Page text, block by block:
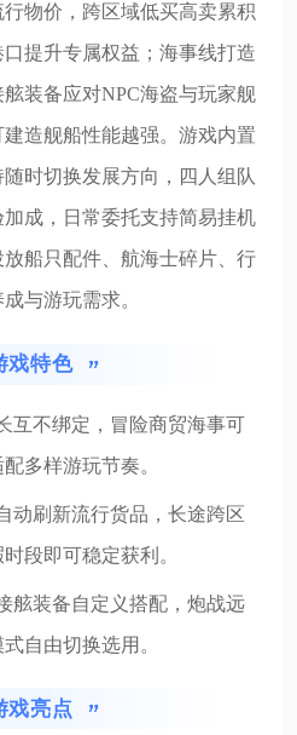
物价，跨区域低买高卖累积
提升专属权益；海事线打造
装备应对NPC海盗与玩家舰
造舰船性能越强。游戏内置
时切换发展方向，四人组队
成，日常委托支持简易挂机
船只配件、航海士碎片、行
与游玩需求。
戏特色
互不绑定，冒险商贸海事可
多样游玩节奏。
动刷新流行货品，长途跨区
段即可稳定获利。
舷装备自定义搭配，炮战远
自由切换选用。
戏亮点